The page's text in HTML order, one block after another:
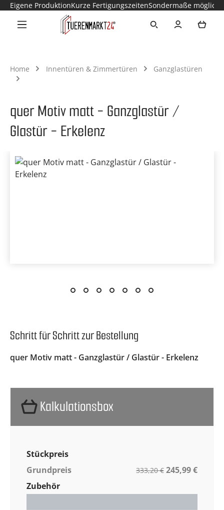
Zum Hauptinhalt springen
Eigene ProduktionKurze FertigungszeitenSondermaße möglich
Home Innentüren & Zimmertüren Ganzglastüren
quer Motiv matt - Ganzglastür /
Glastür - Erkelenz
Bildergalerie überspringen
Schritt für Schritt zur Bestellung
quer Motiv matt - Ganzglastür / Glastür - Erkelenz
Kalkulationsbox
Stückpreis
Grundpreis
333,20 € 245,99 €
Zubehör